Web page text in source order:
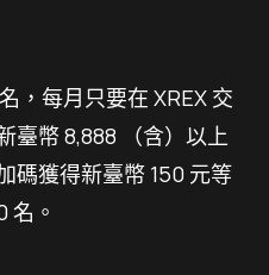
，每月只要在 XREX 交
臺幣 8,888 （含）以上
碼獲得新臺幣 150 元等
名。